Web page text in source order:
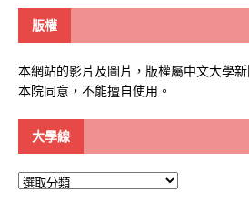
版權
本網站的影片及圖片，版權屬中文大學
本院同意，不能擅自使用。
大學線
大